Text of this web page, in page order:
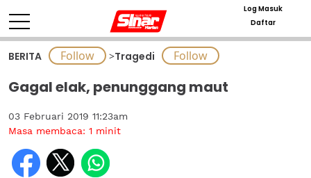
Log Masuk
Daftar
BERITA >Tragedi
Gagal elak, penunggang maut
03 Februari 2019 11:23am
Masa membaca: 1 minit